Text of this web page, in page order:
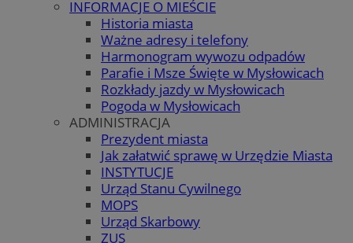
INFORMACJE O MIEŚCIE
Historia miasta
Ważne adresy i telefony
Harmonogram wywozu odpadów
Parafie i Msze Święte w Mysłowicach
Rozkłady jazdy w Mysłowicach
Pogoda w Mysłowicach
ADMINISTRACJA
Prezydent miasta
Jak załatwić sprawę w Urzędzie Miasta
INSTYTUCJE
Urząd Stanu Cywilnego
MOPS
Urząd Skarbowy
ZUS